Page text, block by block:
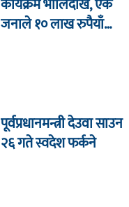
कार्यक्रम भाेलिदेखि, एक
जनाले १० लाख रुपैयाँ
पूर्वप्रधानमन्त्री देउवा साउन
२६ गते स्वदेश फर्कने